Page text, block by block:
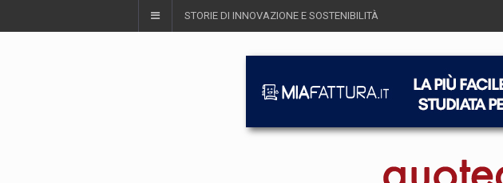
STORIE DI INNOVAZIONE E SOSTENIBILITÀ